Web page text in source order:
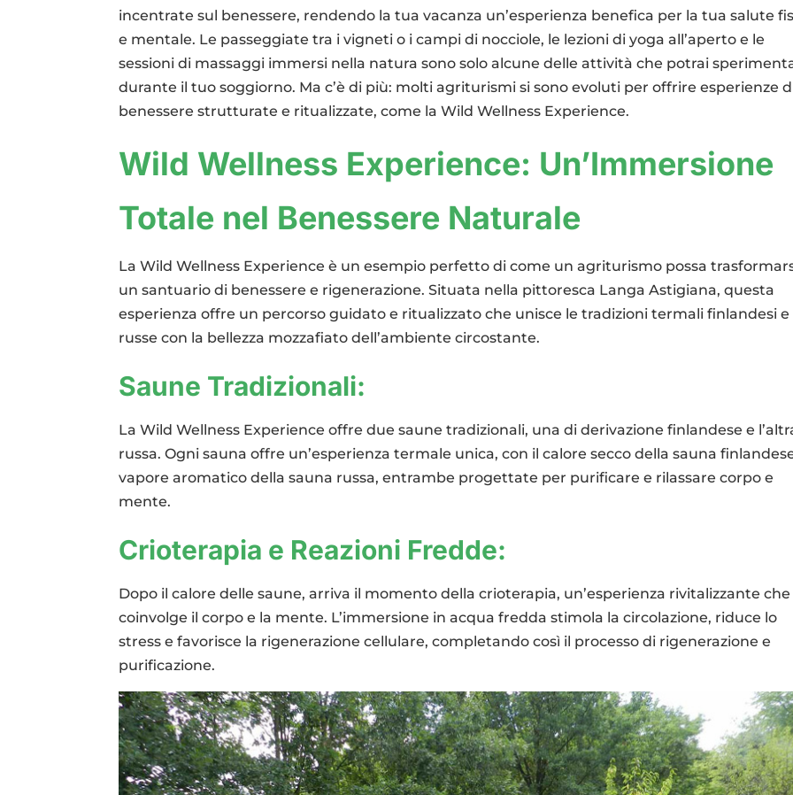
incentrate sul benessere, rendendo la tua vacanza un’esperienza benefica per la tua salute
e mentale. Le passeggiate tra i vigneti o i campi di nocciole, le lezioni di yoga all’aperto e le
sessioni di massaggi immersi nella natura sono solo alcune delle attività che potrai
durante il tuo soggiorno. Ma c’è di più: molti agriturismi si sono evoluti per offrire esperienze
benessere strutturate e ritualizzate, come la Wild Wellness Experience.
Wild Wellness Experience: Un’Immersione
Totale nel Benessere Naturale
La Wild Wellness Experience è un esempio perfetto di come un agriturismo possa
un santuario di benessere e rigenerazione. Situata nella pittoresca Langa Astigiana, questa
esperienza offre un percorso guidato e ritualizzato che unisce le tradizioni termali finlandesi e
russe con la bellezza mozzafiato dell’ambiente circostante.
Saune Tradizionali:
La Wild Wellness Experience offre due saune tradizionali, una di derivazione finlandese e
russa. Ogni sauna offre un’esperienza termale unica, con il calore secco della sauna
vapore aromatico della sauna russa, entrambe progettate per purificare e rilassare corpo e
mente.
Crioterapia e Reazioni Fredde:
Dopo il calore delle saune, arriva il momento della crioterapia, un’esperienza rivitalizzante che
coinvolge il corpo e la mente. L’immersione in acqua fredda stimola la circolazione, riduce lo
stress e favorisce la rigenerazione cellulare, completando così il processo di rigenerazione e
purificazione.